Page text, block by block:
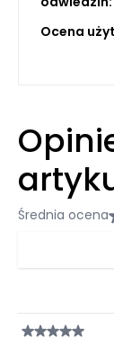
Ocena
Średnia ocena